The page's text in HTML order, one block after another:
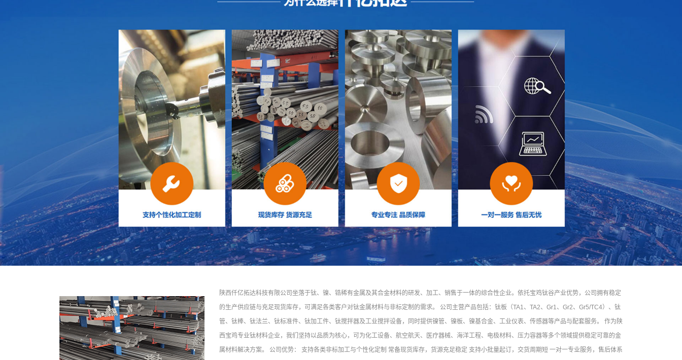
陕西仟亿拓达科技有限公司坐落于钛、镍、锆稀有金属及其合金材料的研发、加工、销售于一体的综合性企业。依托宝鸡钛谷产业优势，公司拥有稳定
的生产供应链与充足现货库存，可满足各类客户对钛金属材料与非标定制的需求。 公司主营产品包括：钛板（TA1、TA2、Gr1、Gr2、Gr5/TC4）、钛
管、钛棒、钛法兰、钛标准件、钛加工件、钛搅拌器及工业搅拌设备，同时提供镍管、镍板、镍基合金、工业仪表、传感器等产品与配套服务。 作为陕
西宝鸡专业钛材料企业，我们坚持以品质为核心，可为化工设备、航空航天、医疗器械、海洋工程、电极材料、压力容器等多个领域提供稳定可靠的金
属材料解决方案。 公司优势： 支持各类非标加工与个性化定制 常备现货库存，货源充足稳定 支持小批量起订，交货周期短 一对一专业服务，售后体系